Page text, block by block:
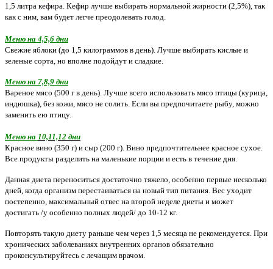
1,5 литра кефира. Кефир лучше выбирать нормальной жирности (2,5%), так
как с ним, вам будет легче преодолевать голод.
Меню на 4,5,6 дни
Свежие яблоки (до 1,5 килограммов в день). Лучше выбирать кислые и
зеленые сорта, но вполне подойдут и сладкие.
Меню на 7,8,9 дни
Вареное мясо (500 г в день). Лучше всего использовать мясо птицы (курица,
индюшка), без кожи, мясо не солить. Если вы предпочитаете рыбу, можно
заменить ею птицу.
Меню на 10,11,12 дни
Красное вино (350 г) и сыр (200 г). Вино предпочтительнее красное сухое.
Все продукты разделить на маленькие порции и есть в течение дня.
Данная диета переноситься достаточно тяжело, особенно первые несколько
дней, когда организм перестаиваться на новый тип питания. Вес уходит
постепенно, максимальный отвес на второй неделе диеты и может
достигать /у особенно полных людей/ до 10-12 кг.
Повторять такую диету раньше чем через 1,5 месяца не рекомендуется. При
хронических заболеваниях внутренних органов обязательно
проконсультируйтесь с лечащим врачом.